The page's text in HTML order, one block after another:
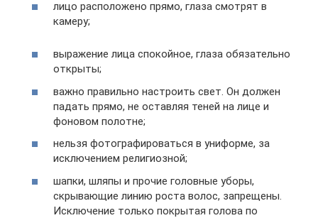
лицо расположено прямо, глаза смотрят в
камеру;
выражение лица спокойное, глаза обязательно
открыты;
важно правильно настроить свет. Он должен
падать прямо, не оставляя теней на лице и
фоновом полотне;
нельзя фотографироваться в униформе, за
исключением религиозной;
шапки, шляпы и прочие головные уборы,
скрывающие линию роста волос, запрещены.
Исключение только покрытая голова по